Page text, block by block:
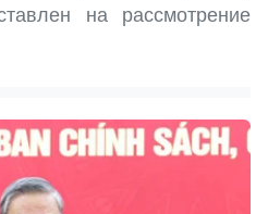
на рассмотрение